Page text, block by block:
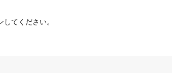
してください。